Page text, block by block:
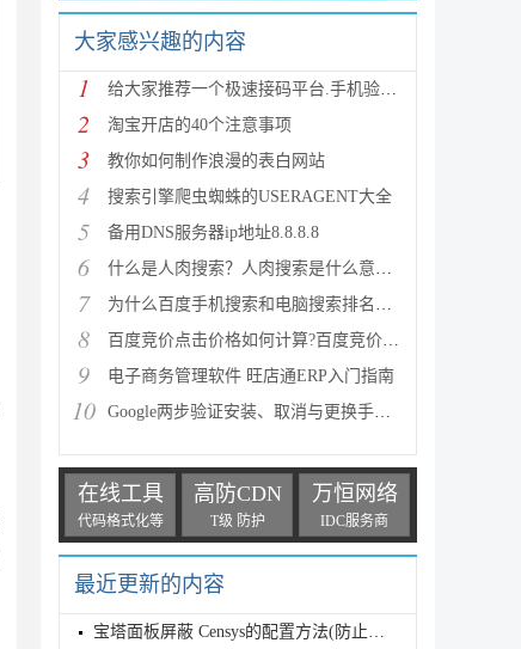
大家感兴趣的内容
1 给大家推荐一个极速接码平台.手机验证码短信验证码平
2 淘宝开店的40个注意事项
3 教你如何制作浪漫的表白网站
4 搜索引擎爬虫蜘蛛的USERAGENT大全
5 备用DNS服务器ip地址8.8.8.8
6 什么是人肉搜索？人肉搜索是什么意思？...
7 为什么百度手机搜索和电脑搜索排名不一样
8 百度竞价点击价格如何计算?百度竞价点击价格的计算公
9 电子商务管理软件 旺店通ERP入门指南
10 Google两步验证安装、取消与更换手机的方法
在线工具
代码格式化等
高防CDN
T级 防护
万恒网络
IDC服务商
最近更新的内容
宝塔面板屏蔽 Censys的配置方法(防止源站 IP 泄露)